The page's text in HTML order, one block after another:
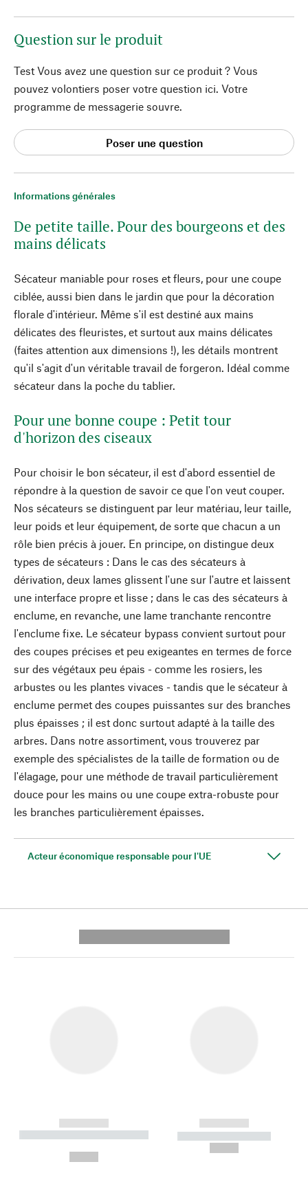
Informations générales
De petite taille. Pour des bourgeons et des
mains délicats
Sécateur maniable pour roses et fleurs, pour une coupe
ciblée, aussi bien dans le jardin que pour la décoration
florale d'intérieur. Même s'il est destiné aux mains
délicates des fleuristes, et surtout aux mains délicates
(faites attention aux dimensions !), les détails montrent
qu'il s'agit d'un véritable travail de forgeron. Idéal comme
sécateur dans la poche du tablier.
Pour une bonne coupe : Petit tour
d'horizon des ciseaux
Pour choisir le bon sécateur, il est d'abord essentiel de
répondre à la question de savoir ce que l'on veut couper.
Nos sécateurs se distinguent par leur matériau, leur taille,
leur poids et leur équipement, de sorte que chacun a un
rôle bien précis à jouer. En principe, on distingue deux
types de sécateurs : Dans le cas des sécateurs à
dérivation, deux lames glissent l'une sur l'autre et laissent
une interface propre et lisse ; dans le cas des sécateurs à
enclume, en revanche, une lame tranchante rencontre
l'enclume fixe. Le sécateur bypass convient surtout pour
des coupes précises et peu exigeantes en termes de force
sur des végétaux peu épais - comme les rosiers, les
arbustes ou les plantes vivaces - tandis que le sécateur à
enclume permet des coupes puissantes sur des branches
plus épaisses ; il est donc surtout adapté à la taille des
arbres. Dans notre assortiment, vous trouverez par
exemple des spécialistes de la taille de formation ou de
l'élagage, pour une méthode de travail particulièrement
douce pour les mains ou une coupe extra-robuste pour
les branches particulièrement épaisses.
Acteur économique responsable pour l'UE
Question sur le produit
Test Vous avez une question sur ce produit ? Vous
pouvez volontiers poser votre question ici. Votre
programme de messagerie souvre.
Poser une question
------------
----------- ----------- --------
------------
----------- -----------